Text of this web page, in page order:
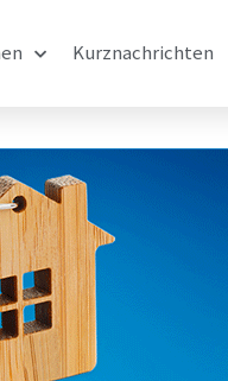
Kurznachrichten